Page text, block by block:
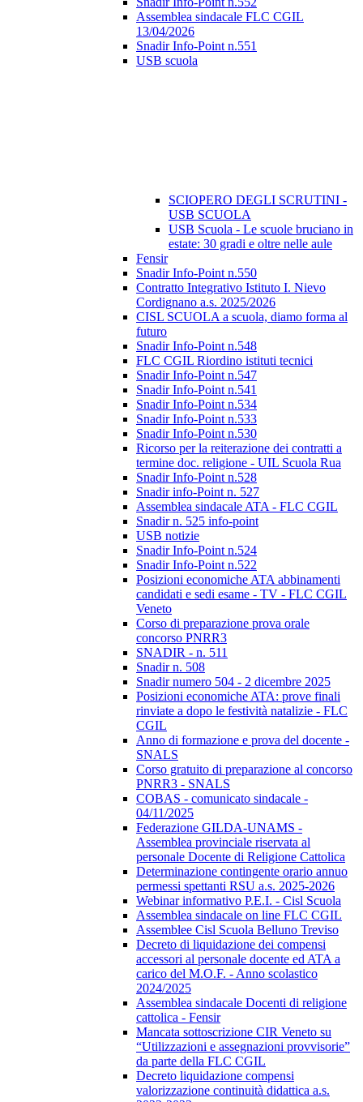
Assemblea sindacale FLC CGIL
13/04/2026
Snadir Info-Point n.551
USB scuola
SCIOPERO DEGLI SCRUTINI -
USB SCUOLA
USB Scuola - Le scuole bruciano in
estate: 30 gradi e oltre nelle aule
Fensir
Snadir Info-Point n.550
Contratto Integrativo Istituto I. Nievo
Cordignano a.s. 2025/2026
CISL SCUOLA a scuola, diamo forma al
futuro
Snadir Info-Point n.548
FLC CGIL Riordino istituti tecnici
Snadir Info-Point n.547
Snadir Info-Point n.541
Snadir Info-Point n.534
Snadir Info-Point n.533
Snadir Info-Point n.530
Ricorso per la reiterazione dei contratti a
termine doc. religione - UIL Scuola Rua
Snadir Info-Point n.528
Snadir info-Point n. 527
Assemblea sindacale ATA - FLC CGIL
Snadir n. 525 info-point
USB notizie
Snadir Info-Point n.524
Snadir Info-Point n.522
Posizioni economiche ATA abbinamenti
candidati e sedi esame - TV - FLC CGIL
Veneto
Corso di preparazione prova orale
concorso PNRR3
SNADIR - n. 511
Snadir n. 508
Snadir numero 504 - 2 dicembre 2025
Posizioni economiche ATA: prove finali
rinviate a dopo le festività natalizie - FLC
CGIL
Anno di formazione e prova del docente -
SNALS
Corso gratuito di preparazione al concorso
PNRR3 - SNALS
COBAS - comunicato sindacale -
04/11/2025
Federazione GILDA-UNAMS -
Assemblea provinciale riservata al
personale Docente di Religione Cattolica
Determinazione contingente orario annuo
permessi spettanti RSU a.s. 2025-2026
Webinar informativo P.E.I. - Cisl Scuola
Assemblea sindacale on line FLC CGIL
Assemblee Cisl Scuola Belluno Treviso
Decreto di liquidazione dei compensi
accessori al personale docente ed ATA a
carico del M.O.F. - Anno scolastico
2024/2025
Assemblea sindacale Docenti di religione
cattolica - Fensir
Mancata sottoscrizione CIR Veneto su
“Utilizzazioni e assegnazioni provvisorie”
da parte della FLC CGIL
Decreto liquidazione compensi
valorizzazione continuità didattica a.s.